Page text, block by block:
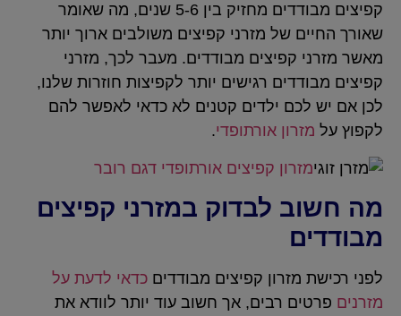
קפיצים מבודדים מחזיק בין 5-6 שנים, מה שאומר
שאורך החיים של מזרני קפיצים משולבים ארוך יותר
מאשר מזרני קפיצים מבודדים. מעבר לכך, מזרני
קפיצים מבודדים רגישים יותר לקפיצות חוזרות שלנו,
לכן אם יש לכם ילדים קטנים לא כדאי לאפשר להם
לקפוץ על מזרון אורתופדי.
מזרון קפיצים אורתופדי דגם רובר
מה חשוב לבדוק במזרני קפיצים
מבודדים
לפני רכישת מזרון קפיצים מבודדים כדאי לדעת על
מזרנים פרטים רבים, אך חשוב עוד יותר לוודא את